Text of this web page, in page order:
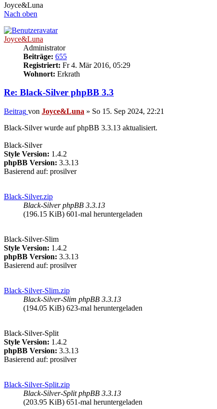
Joyce&Luna
Nach oben
Joyce&Luna
Administrator
Beiträge: 655
Registriert: Fr 4. Mär 2016, 05:29
Wohnort: Erkrath
Re: Black-Silver phpBB 3.3
Beitrag von Joyce&Luna » So 15. Sep 2024, 22:21
Black-Silver wurde auf phpBB 3.3.13 aktualisiert.
Black-Silver
Style Version: 1.4.2
phpBB Version: 3.3.13
Basierend auf: prosilver
Black-Silver.zip
Black-Silver phpBB 3.3.13
(196.15 KiB) 601-mal heruntergeladen
Black-Silver-Slim
Style Version: 1.4.2
phpBB Version: 3.3.13
Basierend auf: prosilver
Black-Silver-Slim.zip
Black-Silver-Slim phpBB 3.3.13
(194.05 KiB) 623-mal heruntergeladen
Black-Silver-Split
Style Version: 1.4.2
phpBB Version: 3.3.13
Basierend auf: prosilver
Black-Silver-Split.zip
Black-Silver-Split phpBB 3.3.13
(203.95 KiB) 651-mal heruntergeladen